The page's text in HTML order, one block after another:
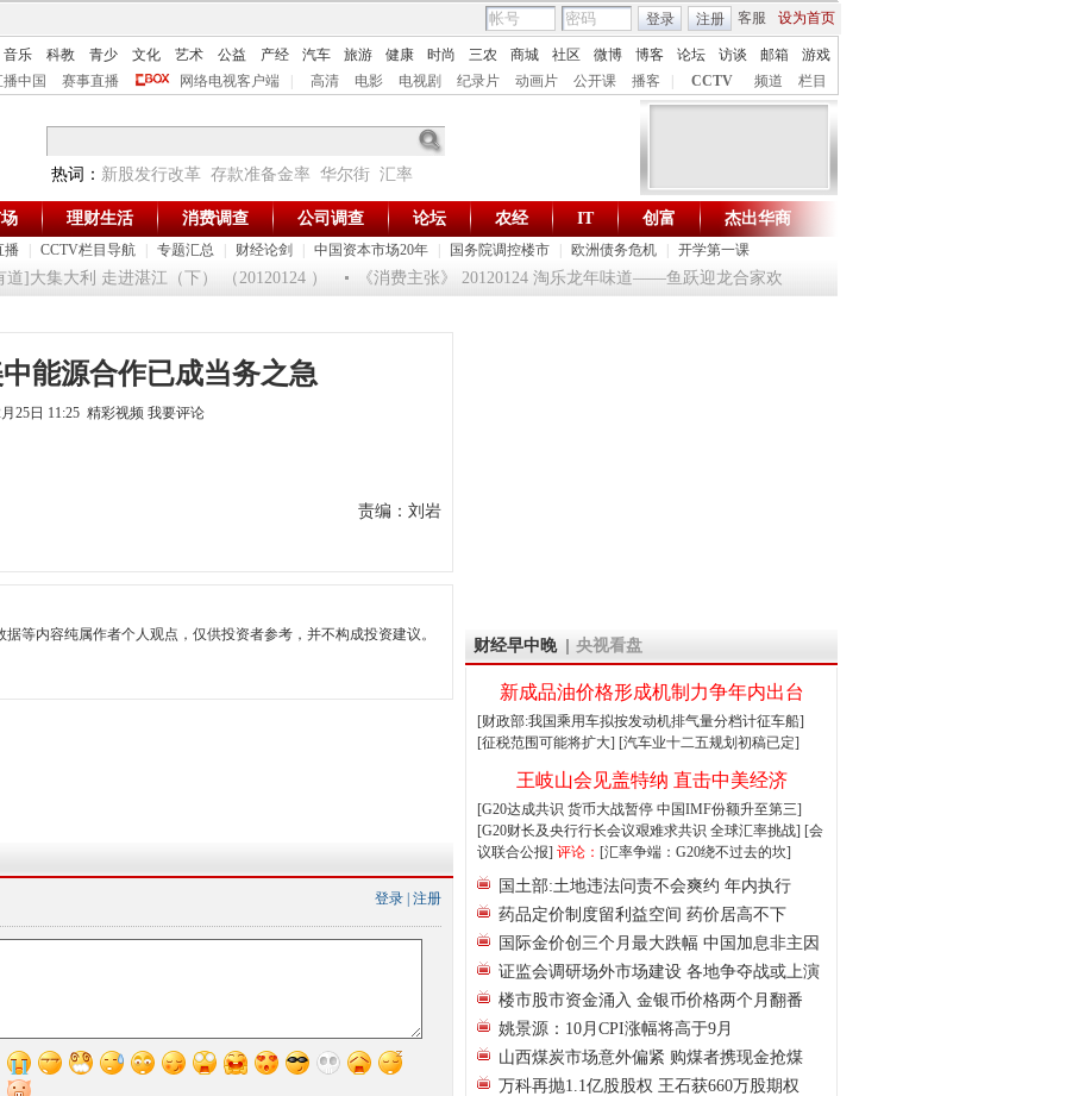
客服 设为首页
登录 注册
音乐 科教 青少 文化 艺术 公益 产经 汽车 旅游 健康 时尚 三农 商城 社区 微博 博客 论坛 访谈 邮箱
游戏
播中国
赛事直播 网络电视客户端 高清 电影 电视剧 纪录片 动画片 公开课 播客 CCTV 频道 栏目
热词： 新股发行改革 存款准备金率 华尔街 汇率
财智生活 一键通达
播 CCTV栏目导航 专题汇总 财经论剑 中国资本市场20年 国务院调控楼市 欧洲债务危机 开学第一课
理财生活 消费调查 公司调查 论坛 农经 IT 创富 杰出华商
]大集大利 走进湛江（下） （20120124 ） 《消费主张》 20120124 淘乐龙年味道——鱼跃迎龙合家欢
能源合作已成当务之急
月25日 11:25 精彩视频 我要评论
责编：刘岩
等内容纯属作者个人观点，仅供投资者参考，并不构成投资建议。
登录 注册
财经早中晚 央视看盘
新成品油价格形成机制力争年内出台
[财政部:我国乘用车拟按发动机排气量分档计征车船]
[征税范围可能将扩大] [汽车业十二五规划初稿已定]
王岐山会见盖特纳 直击中美经济
[G20达成共识 货币大战暂停 中国IMF份额升至第三]
[G20财长及央行行长会议艰难求共识 全球汇率挑战] [会
议联合公报] 评论： [汇率争端：G20绕不过去的坎]
国土部:土地违法问责不会爽约 年内执行
药品定价制度留利益空间 药价居高不下
国际金价创三个月最大跌幅 中国加息非主因
证监会调研场外市场建设 各地争夺战或上演
楼市股市资金涌入 金银币价格两个月翻番
姚景源：10月CPI涨幅将高于9月
山西煤炭市场意外偏紧 购煤者携现金抢煤
万科再抛1.1亿股股权 王石获660万股期权